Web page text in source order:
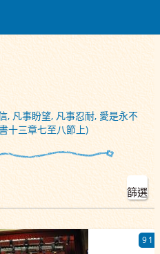
, 凡事盼望, 凡事忍耐, 愛是永不
十三章七至八節上)
篩選
91